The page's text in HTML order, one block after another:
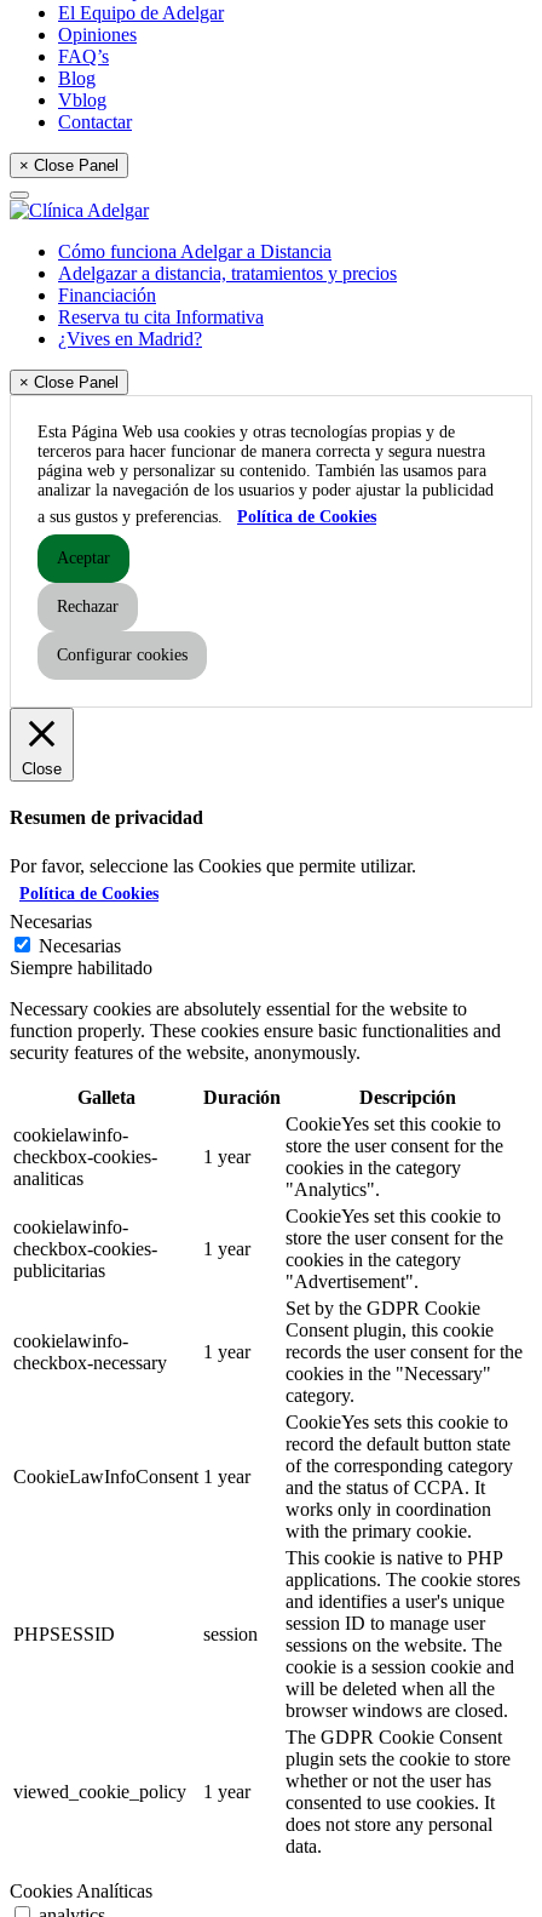
El Equipo de Adelgar
Opiniones
FAQ’s
Blog
Vblog
Contactar
× Close Panel
Cómo funciona Adelgar a Distancia
Adelgazar a distancia, tratamientos y precios
Financiación
Reserva tu cita Informativa
¿Vives en Madrid?
× Close Panel
Esta Página Web usa cookies y otras tecnologías propias y de
terceros para hacer funcionar de manera correcta y segura nuestra
página web y personalizar su contenido. También las usamos para
analizar la navegación de los usuarios y poder ajustar la publicidad
a sus gustos y preferencias.
Política de Cookies
Aceptar
Rechazar
Configurar cookies
Close
Resumen de privacidad
Por favor, seleccione las Cookies que permite utilizar.
Política de Cookies
Necesarias
Necesarias
Siempre habilitado
Necessary cookies are absolutely essential for the website to
function properly. These cookies ensure basic functionalities and
security features of the website, anonymously.
Galleta Duración
Descripción
cookielawinfo-
checkbox-cookies-
analiticas
1 year
CookieYes set this cookie to
store the user consent for the
cookies in the category
"Analytics".
cookielawinfo-
checkbox-cookies-
publicitarias
1 year
CookieYes set this cookie to
store the user consent for the
cookies in the category
"Advertisement".
cookielawinfo-
checkbox-necessary
1 year
Set by the GDPR Cookie
Consent plugin, this cookie
records the user consent for the
cookies in the "Necessary"
category.
CookieLawInfoConsent 1 year
CookieYes sets this cookie to
record the default button state
of the corresponding category
and the status of CCPA. It
works only in coordination
with the primary cookie.
PHPSESSID session
This cookie is native to PHP
applications. The cookie stores
and identifies a user's unique
session ID to manage user
sessions on the website. The
cookie is a session cookie and
will be deleted when all the
browser windows are closed.
viewed_cookie_policy 1 year
The GDPR Cookie Consent
plugin sets the cookie to store
whether or not the user has
consented to use cookies. It
does not store any personal
data.
Cookies Analíticas